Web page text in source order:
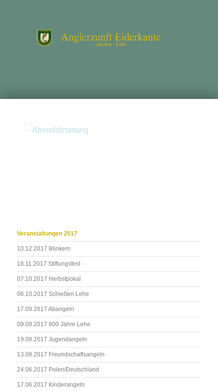
Veranstaltungen 2017
10.12.2017 Blinkern
18.11.2017 Stiftungsfest
07.10.2017 Herbstpokal
06.10.2017 Schießen Lehe
17.09.2017 Abangeln
09.09.2017 800 Jahre Lehe
19.08.2017 Jugendangeln
13.08.2017 Freundschaftsangeln
24.06.2017 Polen/Deutschland
17.06.2017 Kinderangeln